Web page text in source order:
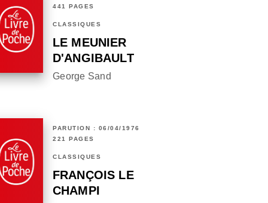
441 PAGES
CLASSIQUES
LE MEUNIER
D'ANGIBAULT
George Sand
PARUTION : 06/04/1976
221 PAGES
CLASSIQUES
FRANÇOIS LE
CHAMPI